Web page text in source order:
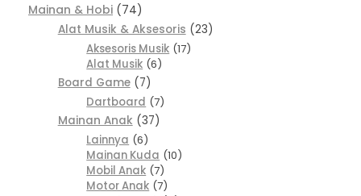
Mainan & Hobi 74
Alat Musik & Aksesoris
23
Aksesoris Musik 17
Alat Musik 6
Board Game
7
Dartboard 7
Mainan Anak
37
Lainnya 6
Mainan Kuda 10
Mobil Anak 7
Motor Anak 7